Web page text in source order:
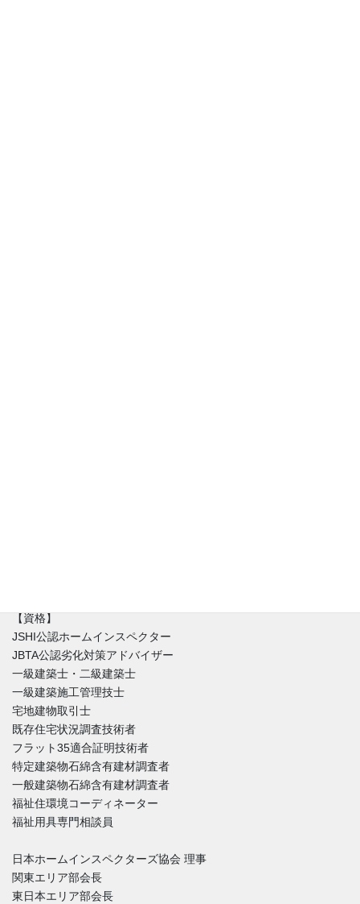
【資格】
JSHI公認ホームインスペクター
JBTA公認劣化対策アドバイザー
一級建築士・二級建築士
一級建築施工管理技士
宅地建物取引士
既存住宅状況調査技術者
フラット35適合証明技術者
特定建築物石綿含有建材調査者
一般建築物石綿含有建材調査者
福祉住環境コーディネーター
福祉用具専門相談員
日本ホームインスペクターズ協会 理事
関東エリア部会長
東日本エリア部会長